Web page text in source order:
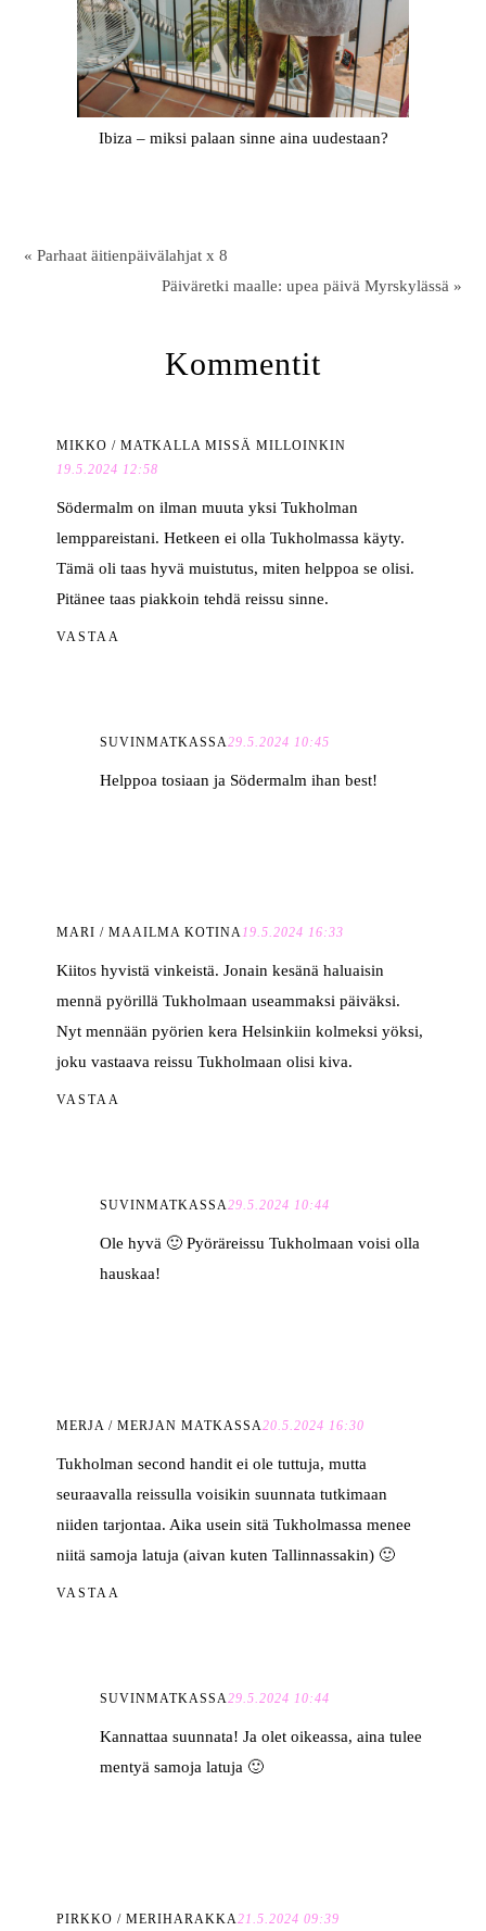
Ibiza – miksi palaan sinne aina uudestaan?
« Parhaat äitienpäivälahjat x 8
Päiväretki maalle: upea päivä Myrskylässä »
Kommentit
MIKKO / MATKALLA MISSÄ MILLOINKIN
19.5.2024 12:58
Södermalm on ilman muuta yksi Tukholman
lemppareistani. Hetkeen ei olla Tukholmassa käyty.
Tämä oli taas hyvä muistutus, miten helppoa se olisi.
Pitänee taas piakkoin tehdä reissu sinne.
VASTAA
SUVINMATKASSA29.5.2024 10:45
Helppoa tosiaan ja Södermalm ihan best!
MARI / MAAILMA KOTINA19.5.2024 16:33
Kiitos hyvistä vinkeistä. Jonain kesänä haluaisin
mennä pyörillä Tukholmaan useammaksi päiväksi.
Nyt mennään pyörien kera Helsinkiin kolmeksi yöksi,
joku vastaava reissu Tukholmaan olisi kiva.
VASTAA
SUVINMATKASSA29.5.2024 10:44
Ole hyvä 🙂 Pyöräreissu Tukholmaan voisi olla
hauskaa!
MERJA / MERJAN MATKASSA20.5.2024 16:30
Tukholman second handit ei ole tuttuja, mutta
seuraavalla reissulla voisikin suunnata tutkimaan
niiden tarjontaa. Aika usein sitä Tukholmassa menee
niitä samoja latuja (aivan kuten Tallinnassakin) 🙂
VASTAA
SUVINMATKASSA29.5.2024 10:44
Kannattaa suunnata! Ja olet oikeassa, aina tulee
mentyä samoja latuja 🙂
PIRKKO / MERIHARAKKA21.5.2024 09:39